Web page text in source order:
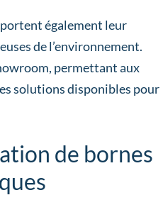
également leur
de l’environnement.
permettant aux
solutions disponibles pour
de bornes